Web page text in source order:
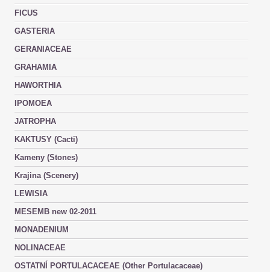
FICUS
GASTERIA
GERANIACEAE
GRAHAMIA
HAWORTHIA
IPOMOEA
JATROPHA
KAKTUSY (Cacti)
Kameny (Stones)
Krajina (Scenery)
LEWISIA
MESEMB new 02-2011
MONADENIUM
NOLINACEAE
OSTATNÍ PORTULACACEAE (Other Portulacaceae)